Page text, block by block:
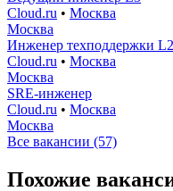
Cloud.ru • Москва
Москва
Инженер техподдержки L2
Cloud.ru • Москва
Москва
SRE-инженер
Cloud.ru • Москва
Москва
Все вакансии (57)
Похожие